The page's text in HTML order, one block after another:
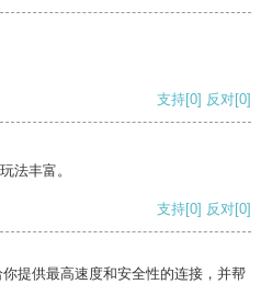
支持[0] 反对[0]
法丰富。
支持[0] 反对[0]
提供最高速度和安全性的连接，并帮